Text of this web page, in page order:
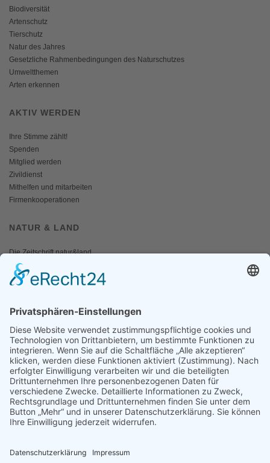
Biodiversität
Artenschutz
Tierschutz
Natur des Jahres
Gesetzliche Rahmenbedingungen des Naturschutzes
Umweltthemen
Arten erkennen
AKTIV WERDEN
Ihre Stimme zählt!
Spenden
Mitglied werden
Zivildienst
Mithelfen und mitarbeiten
Firmenkooperationen
NATUR & LAND
Die Zeitschrift natur&land
Archiv
Mediadaten
Fotos und Logos
Presseaussendungen
Presse
Presseinformationen abonnieren
ÜBER UNS
Naturschutzbund
Naturschutzjugend